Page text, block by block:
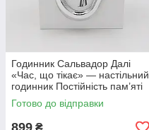
Годинник Сальвадор Далі
«Час, що тікає» — настільний
годинник Постійність пам’яті
18×12×5 см, стильний
сюрреалістичний декор
Готово до відправки
899 ₴